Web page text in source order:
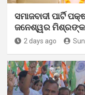
ସମାଜବାଦୀ ପାର୍ଟି
ଜନେଶ୍ୱର ମିଶ୍ରଙ୍କ
2 days ago